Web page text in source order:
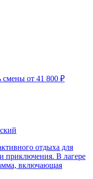
смены от 41 800 ₽
отдыха для
приключения. В лагере
включающая